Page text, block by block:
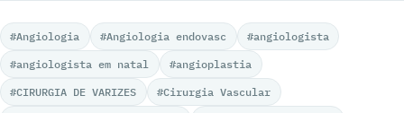
#Angiologia #Angiologia endovasc
#angiologista
#angiologista em natal
#angioplastia
#CIRURGIA DE VARIZES
#Cirurgia Vascular